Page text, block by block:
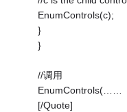
EnumControls(c);
}
}
//调用
EnumControls(……
[/Quote]